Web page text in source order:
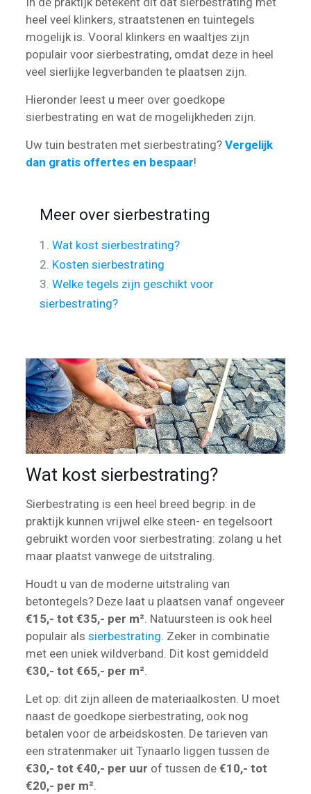
heel veel klinkers, straatstenen en tuintegels
mogelijk is. Vooral klinkers en waaltjes zijn
populair voor sierbestrating, omdat deze in heel
veel sierlijke legverbanden te plaatsen zijn.
Hieronder leest u meer over goedkope
sierbestrating en wat de mogelijkheden zijn.
Uw tuin bestraten met sierbestrating? Vergelijk
dan gratis offertes en bespaar!
Meer over sierbestrating
1. Wat kost sierbestrating?
2. Kosten sierbestrating
3. Welke tegels zijn geschikt voor
sierbestrating?
Wat kost sierbestrating?
Sierbestrating is een heel breed begrip: in de
praktijk kunnen vrijwel elke steen- en tegelsoort
gebruikt worden voor sierbestrating: zolang u het
maar plaatst vanwege de uitstraling.
Houdt u van de moderne uitstraling van
betontegels? Deze laat u plaatsen vanaf ongeveer
€15,- tot €35,- per m². Natuursteen is ook heel
populair als sierbestrating. Zeker in combinatie
met een uniek wildverband. Dit kost gemiddeld
€30,- tot €65,- per m².
Let op: dit zijn alleen de materiaalkosten. U moet
naast de goedkope sierbestrating, ook nog
betalen voor de arbeidskosten. De tarieven van
een stratenmaker uit Tynaarlo liggen tussen de
€30,- tot €40,- per uur of tussen de €10,- tot
€20,- per m².